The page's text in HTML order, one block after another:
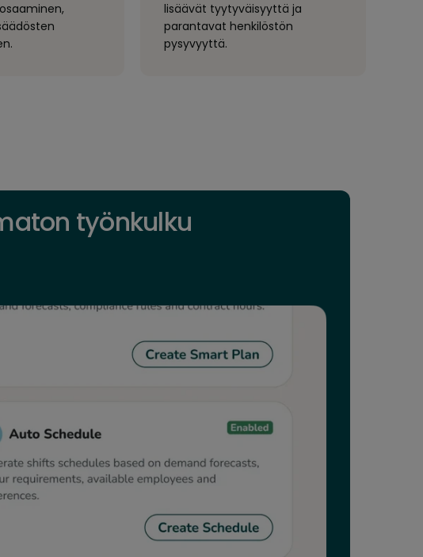
lisäävät tyytyväisyyttä ja
parantavat henkilöstön
pysyvyyttä.
työnkulku